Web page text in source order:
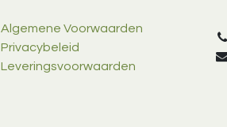
Algemene Voorwaarden
Privacybeleid
Leveringsvoorwaarden